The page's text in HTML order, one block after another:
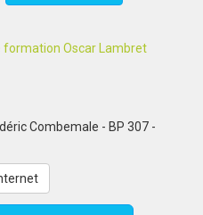
formation Oscar Lambret
Combemale - BP 307 -